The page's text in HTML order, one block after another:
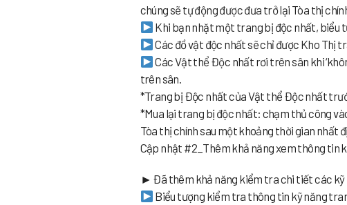
chúng sẽ tự động được đưa trở lại Tòa thị
Khi bạn nhặt một trang bị độc nhất, biểu
Các đồ vật độc nhất sẽ chỉ được Kho Thị
Các Vật thể Độc nhất rơi trên sân khi
trên sân.
*Trang bị Độc nhất của Vật thể Độc nhất
*Mua lại trang bị độc nhất: chạm thủ công
Tòa thị chính sau một khoảng thời gian nhất
Cập nhật #2_Thêm khả năng xem thông tin
► Đã thêm khả năng kiểm tra chi tiết các
Biểu tượng kiểm tra thông tin kỹ năng